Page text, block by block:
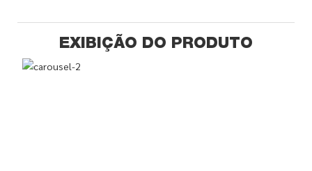
EXIBIÇÃO DO PRODUTO